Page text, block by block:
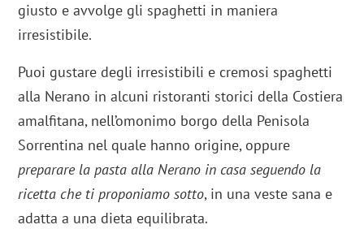
giusto e avvolge gli spaghetti in maniera
irresistibile.
Puoi gustare degli irresistibili e cremosi spaghetti
alla Nerano in alcuni ristoranti storici della Costiera
amalfitana, nell’omonimo borgo della Penisola
Sorrentina nel quale hanno origine, oppure
preparare la pasta alla Nerano in casa seguendo la
ricetta che ti proponiamo sotto, in una veste sana e
adatta a una dieta equilibrata.